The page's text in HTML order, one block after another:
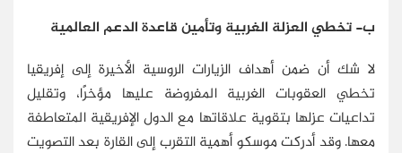
ب- تخطي العزلة الغربية وتأمين قاعدة الدعم العالمية
لا شك أن ضمن أهداف الزيارات الروسية الأخيرة إلى إفريقيا
تخطي العقوبات الغربية المفروضة عليها مؤخرًا، وتقليل
تداعيات عزلها بتقوية علاقاتها مع الدول الإفريقية المتعاطفة
معها. وقد أدركت موسكو أهمية التقرب إلى القارة بعد التصويت